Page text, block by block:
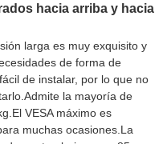
hacia arriba y hacia
larga es muy exquisito y
de forma de
de instalar, por lo que no
la mayoría de
VESA máximo es
muchas ocasiones.La